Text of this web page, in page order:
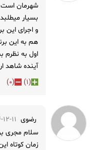
شهرمان
بسیار
و اجرای این
هم به این
اول به نظرم
آینده شاهد
(
1
)
(
0
)
رضوی 13:55:52
سلام مجری
زمان کوتاه